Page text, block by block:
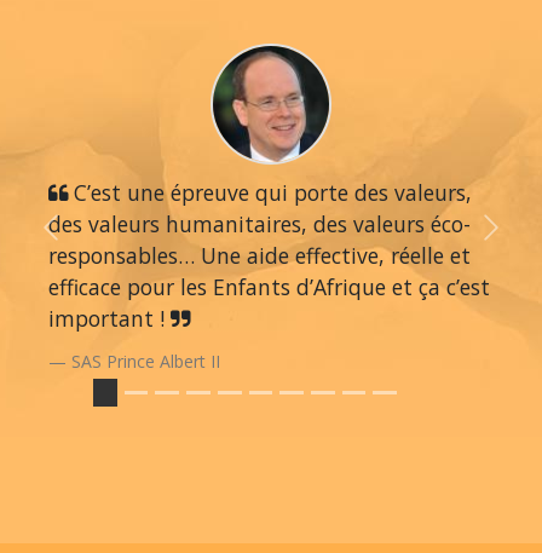
C’est une épreuve qui porte des valeurs,
des valeurs humanitaires, des valeurs éco-
responsables… Une aide effective, réelle et
efficace pour les Enfants d’Afrique et ça c’est
important !
SAS Prince Albert II
Previous Next